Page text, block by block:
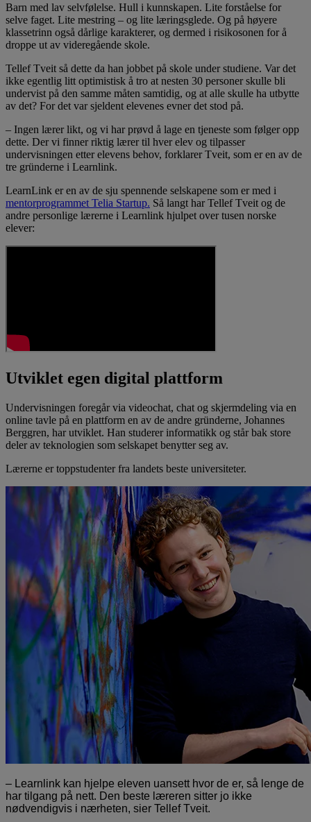
Barn med lav selvfølelse. Hull i kunnskapen. Lite forståelse for
selve faget. Lite mestring – og lite læringsglede. Og på høyere
klassetrinn også dårlige karakterer, og dermed i risikosonen for å
droppe ut av videregående skole.
Tellef Tveit så dette da han jobbet på skole under studiene. Var det
ikke egentlig litt optimistisk å tro at nesten 30 personer skulle bli
undervist på den samme måten samtidig, og at alle skulle ha utbytte
av det? For det var sjeldent elevenes evner det stod på.
– Ingen lærer likt, og vi har prøvd å lage en tjeneste som følger opp
dette. Der vi finner riktig lærer til hver elev og tilpasser
undervisningen etter elevens behov, forklarer Tveit, som er en av de
tre gründerne i Learnlink.
LearnLink er en av de sju spennende selskapene som er med i
mentorprogrammet Telia Startup. Så langt har Tellef Tveit og de
andre personlige lærerne i Learnlink hjulpet over tusen norske
elever:
Utviklet egen digital plattform
Undervisningen foregår via videochat, chat og skjermdeling via en
online tavle på en plattform en av de andre gründerne, Johannes
Berggren, har utviklet. Han studerer informatikk og står bak store
deler av teknologien som selskapet benytter seg av.
Lærerne er toppstudenter fra landets beste universiteter.
– Learnlink kan hjelpe eleven uansett hvor de er, så lenge de
har tilgang på nett. Den beste læreren sitter jo ikke
nødvendigvis i nærheten, sier Tellef Tveit.